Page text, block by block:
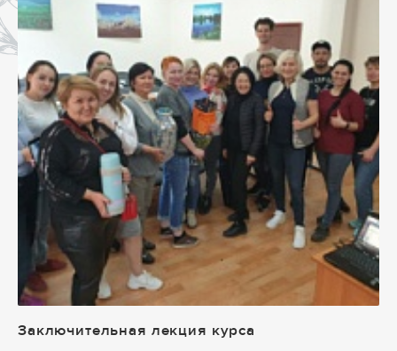
Заключительная лекция курса